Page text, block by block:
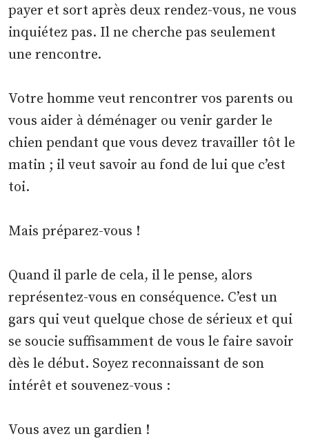
payer et sort après deux rendez-vous, ne vous
inquiétez pas. Il ne cherche pas seulement
une rencontre.
Votre homme veut rencontrer vos parents ou
vous aider à déménager ou venir garder le
chien pendant que vous devez travailler tôt le
matin ; il veut savoir au fond de lui que c’est
toi.
Mais préparez-vous !
Quand il parle de cela, il le pense, alors
représentez-vous en conséquence. C’est un
gars qui veut quelque chose de sérieux et qui
se soucie suffisamment de vous le faire savoir
dès le début. Soyez reconnaissant de son
intérêt et souvenez-vous :
Vous avez un gardien !